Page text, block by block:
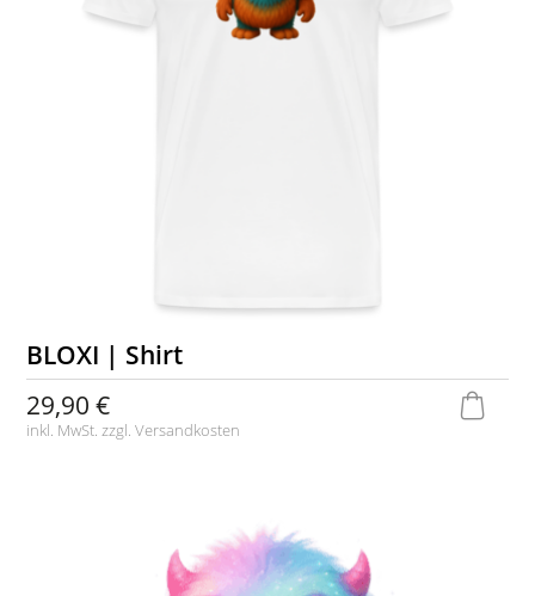
BLOXI | Shirt
29,90 €
inkl. MwSt. zzgl.Versandkosten